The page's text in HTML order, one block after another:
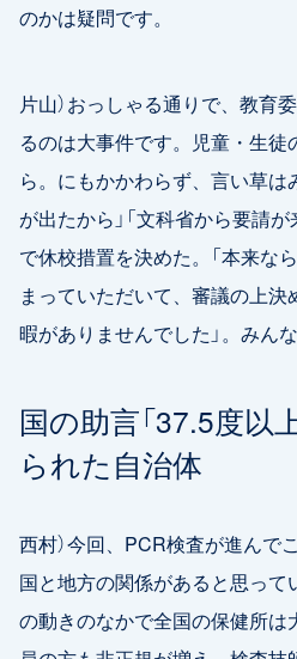
のかは疑問です。
片山）おっしゃる通りで、教育
るのは大事件です。児童・生
ら。にもかかわらず、言い草は
が出たから」「文科省から要請
で休校措置を決めた。「本来な
まっていただいて、審議の上決
暇がありませんでした」。みん
国の助言「37.5度以
られた自治体
西村）今回、PCR検査が進んで
国と地方の関係があると思って
の動きのなかで全国の保健所